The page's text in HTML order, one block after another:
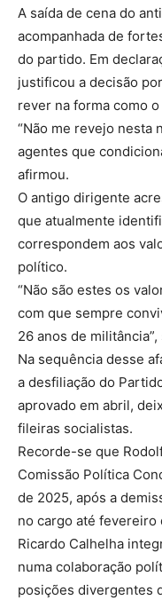
A saída de cena do
acompanhada de
do partido. Em
justificou a decisão
rever na forma como
“Não me revejo nesta
agentes que
afirmou.
O antigo dirigente
que atualmente
correspondem aos
político.
“Não são estes os
com que sempre
26 anos de
Na sequência desse
a desfiliação do
aprovado em abril,
fileiras socialistas.
Recorde-se que
Comissão Política
de 2025, após a
no cargo até fevereiro
Ricardo Calhelha
numa colaboração
posições divergentes